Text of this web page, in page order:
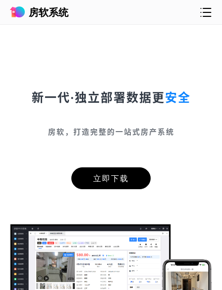
房软系统
新一代·独立部署数据更安全
房软，打造完整的一站式房产系统
立即下载